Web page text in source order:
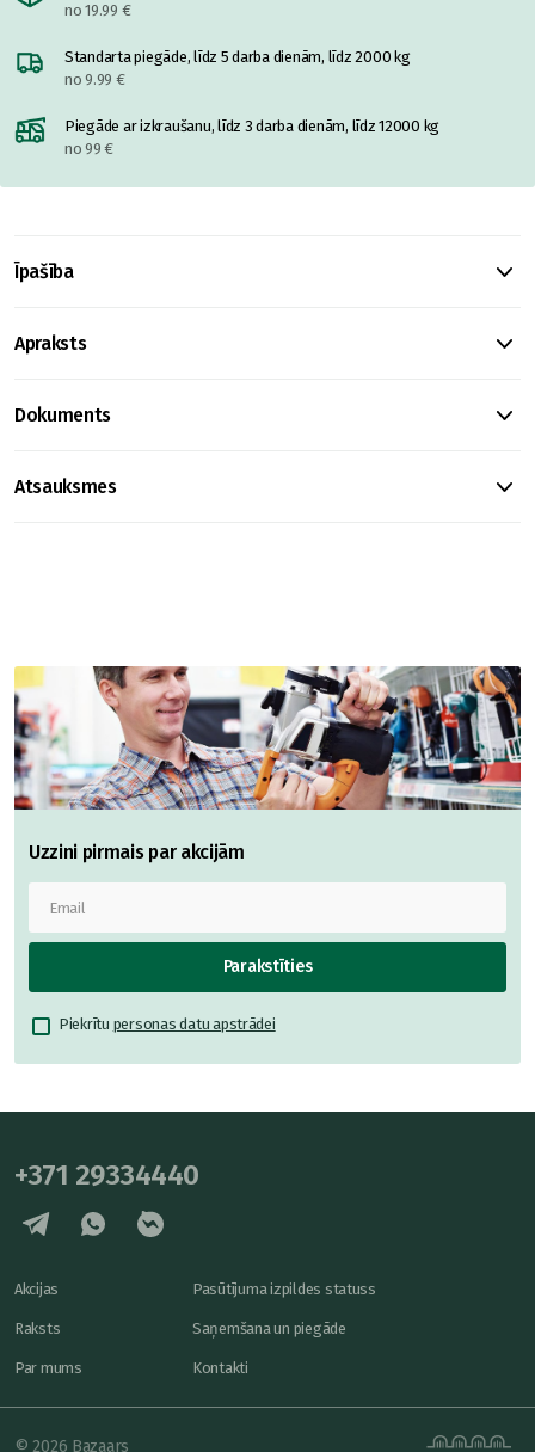
no 19.99 €
Standarta piegāde, līdz 5 darba dienām, līdz 2000 kg
no 9.99 €
Piegāde ar izkraušanu, līdz 3 darba dienām, līdz 12000 kg
no 99 €
Īpašība
Apraksts
Dokuments
Atsauksmes
Uzzini pirmais par akcijām
Parakstīties
Piekrītu personas datu apstrādei
+371 29334440
Akcijas
Raksts
Par mums
Pasūtījuma izpildes statuss
Saņemšana un piegāde
Kontakti
© 2026 Bazaars